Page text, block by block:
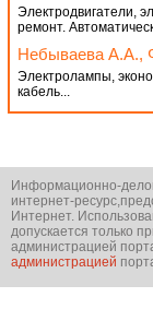
Электродвигатели,
ремонт.
Небываева А.А.,
Электролампы,
кабель...
Информационно-
интернет-
Интернет.
допускается только
администрацией
администрацией